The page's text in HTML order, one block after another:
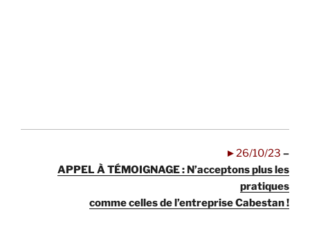
►26/10/23 –
APPEL À TÉMOIGNAGE : N’acceptons plus les
pratiques
comme celles de l’entreprise Cabestan !